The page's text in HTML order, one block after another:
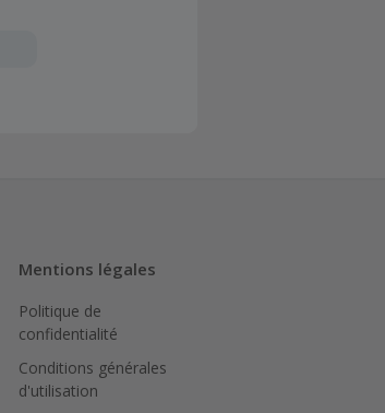
Mentions légales
Politique de
confidentialité
Conditions générales
d'utilisation